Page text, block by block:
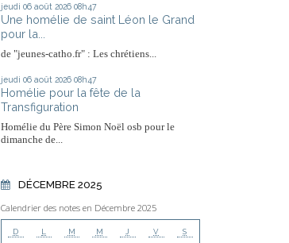
jeudi 06 août 2026 08h47
Une homélie de saint Léon le Grand
pour la...
de "jeunes-catho.fr" : Les chrétiens...
jeudi 06 août 2026 08h47
Homélie pour la fête de la
Transfiguration
Homélie du Père Simon Noël osb pour le
dimanche de...
DÉCEMBRE 2025
Calendrier des notes en Décembre 2025
D L M M J V S